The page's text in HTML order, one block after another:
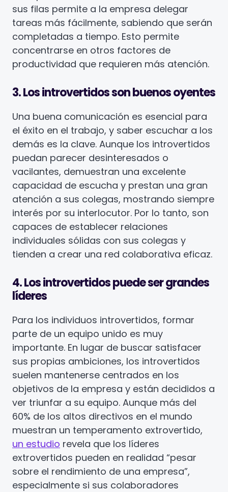
sus filas permite a la empresa delegar
tareas más fácilmente, sabiendo que serán
completadas a tiempo. Esto permite
concentrarse en otros factores de
productividad que requieren más atención.
3. Los introvertidos son buenos oyentes
Una buena comunicación es esencial para
el éxito en el trabajo, y saber escuchar a los
demás es la clave. Aunque los introvertidos
puedan parecer desinteresados o
vacilantes, demuestran una excelente
capacidad de escucha y prestan una gran
atención a sus colegas, mostrando siempre
interés por su interlocutor. Por lo tanto, son
capaces de establecer relaciones
individuales sólidas con sus colegas y
tienden a crear una red colaborativa eficaz.
4. Los introvertidos puede ser grandes
líderes
Para los individuos introvertidos, formar
parte de un equipo unido es muy
importante. En lugar de buscar satisfacer
sus propias ambiciones, los introvertidos
suelen mantenerse centrados en los
objetivos de la empresa y están decididos a
ver triunfar a su equipo. Aunque más del
60% de los altos directivos en el mundo
muestran un temperamento extrovertido,
un estudio revela que los líderes
extrovertidos pueden en realidad “pesar
sobre el rendimiento de una empresa”,
especialmente si sus colaboradores